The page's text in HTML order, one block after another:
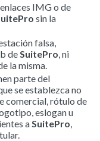
IMG o de
sin la
falsa,
deSuitePro, ni
la misma.
parte del
se establezca no
comercial, rótulo de
eslogan u
aSuitePro,